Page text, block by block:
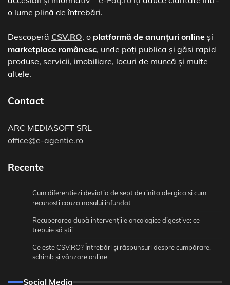
o lume plină de întrebări.
Descoperă CSV.RO, o platformă de anunțuri online și
marketplace românesc, unde poți publica și găsi rapid
produse, servicii, imobiliare, locuri de muncă și multe
altele.
Contact
ARC MEDIASOFT SRL
office@e-agentie.ro
Recente
Cum diferentiezi deviatia de sept de rinita alergica si cum
recunosti cauza nasului infundat
Recuperarea după intervențiile oncologice digestive: ce
trebuie să știi
Ce este CSV.RO? Întrebări și răspunsuri despre cumpărare,
schimb și vânzare online
Social Media